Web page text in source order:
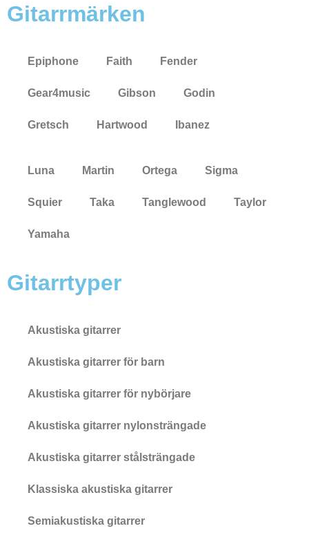
Gitarrmärken
Epiphone Faith Fender
Gear4music Gibson Godin
Gretsch Hartwood Ibanez
Luna Martin Ortega Sigma
Squier Taka Tanglewood Taylor
Yamaha
Gitarrtyper
Akustiska gitarrer
Akustiska gitarrer för barn
Akustiska gitarrer för nybörjare
Akustiska gitarrer nylonsträngade
Akustiska gitarrer stålsträngade
Klassiska akustiska gitarrer
Semiakustiska gitarrer